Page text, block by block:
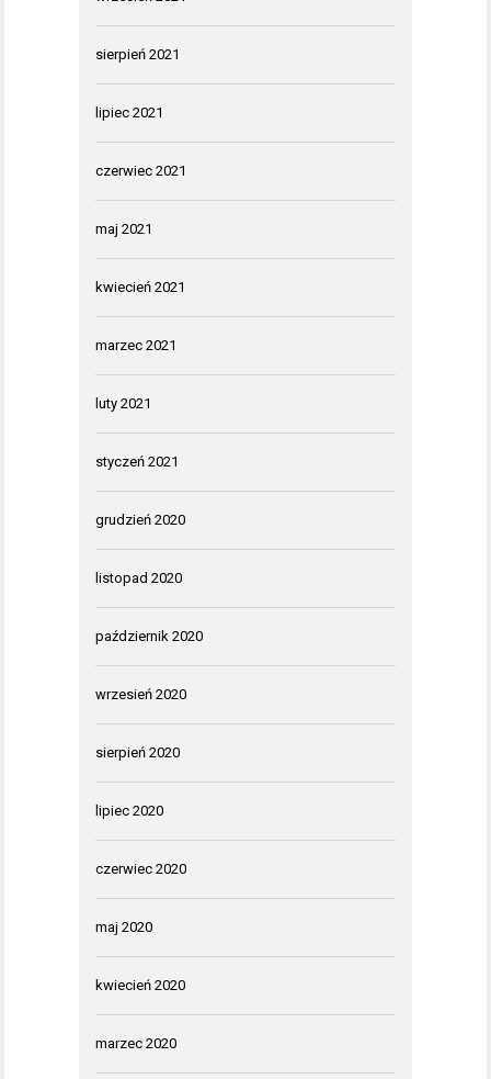
sierpień 2021
lipiec 2021
czerwiec 2021
maj 2021
kwiecień 2021
marzec 2021
luty 2021
styczeń 2021
grudzień 2020
listopad 2020
październik 2020
wrzesień 2020
sierpień 2020
lipiec 2020
czerwiec 2020
maj 2020
kwiecień 2020
marzec 2020